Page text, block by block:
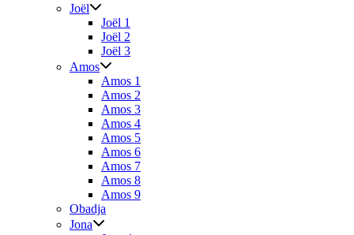
Joël
Joël 1
Joël 2
Joël 3
Amos
Amos 1
Amos 2
Amos 3
Amos 4
Amos 5
Amos 6
Amos 7
Amos 8
Amos 9
Obadja
Jona